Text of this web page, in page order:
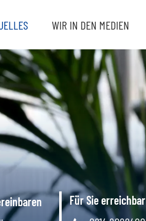
WIR IN DEN MEDIEN
Für Sie erreichbar